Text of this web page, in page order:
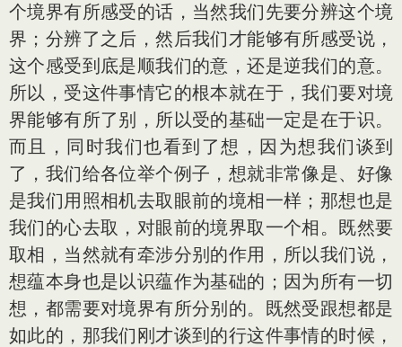
个境界有所感受的话，当然我们先要分辨这个境
界；分辨了之后，然后我们才能够有所感受说，
这个感受到底是顺我们的意，还是逆我们的意。
所以，受这件事情它的根本就在于，我们要对境
界能够有所了别，所以受的基础一定是在于识。
而且，同时我们也看到了想，因为想我们谈到
了，我们给各位举个例子，想就非常像是、好像
是我们用照相机去取眼前的境相一样；那想也是
我们的心去取，对眼前的境界取一个相。既然要
取相，当然就有牵涉分别的作用，所以我们说，
想蕴本身也是以识蕴作为基础的；因为所有一切
想，都需要对境界有所分别的。既然受跟想都是
如此的，那我们刚才谈到的行这件事情的时候，